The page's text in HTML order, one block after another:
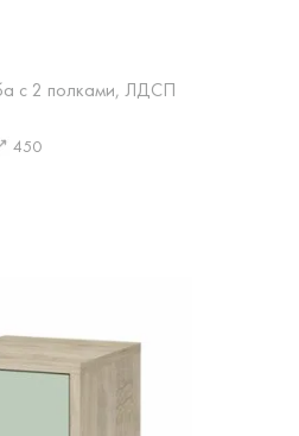
с 2 полками, ЛДСП
450